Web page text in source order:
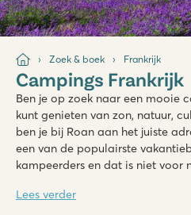
Zoek & boek Frankrijk
Campings Frankrijk
Ben je op zoek naar een mooie
kunt genieten van zon, natuur,
ben je bij Roan aan het juiste
een van de populairste
kampeerders en dat is niet voor
Lees verder